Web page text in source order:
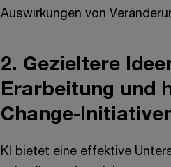
Auswirkungen von
2. Gezieltere
Erarbeitung und
Change-
KI bietet eine effektive